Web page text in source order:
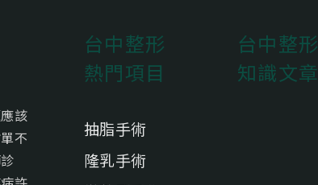
該
不
台中整形
熱門項目
抽脂手術
隆乳手術
台中整形
知識文章